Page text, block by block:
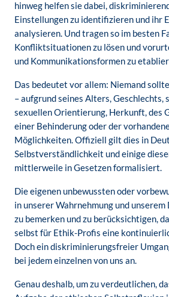
hinweg helfen sie dabei,
Einstellungen zu identifizieren und ihr
analysieren. Und tragen so im besten
Konfliktsituationen zu lösen und
und Kommunikationsformen zu
Das bedeutet vor allem: Niemand
– aufgrund seines Alters, Geschlechts,
sexuellen Orientierung, Herkunft, des
einer Behinderung oder der
Möglichkeiten. Offiziell gilt dies in
Selbstverständlichkeit und einige
mittlerweile in Gesetzen formalisiert.
Die eigenen unbewussten oder
in unserer Wahrnehmung und unserem
zu bemerken und zu berücksichtigen,
selbst für Ethik-Profis eine
Doch ein diskriminierungsfreier
bei jedem einzelnen von uns an.
Genau deshalb, um zu verdeutlichen,